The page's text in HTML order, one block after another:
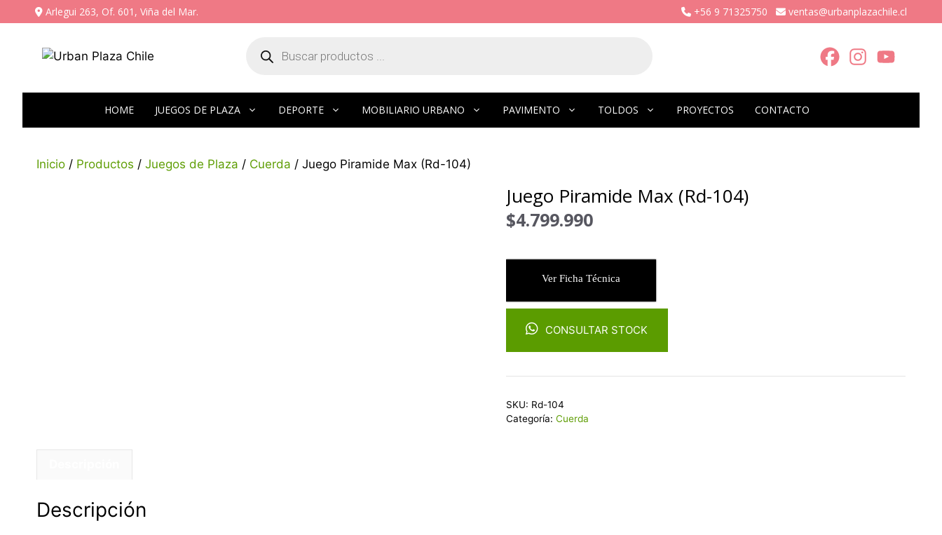
+56 9 71325750 ventas@urbanplazachile.cl
Arlegui 263, Of. 601, Viña del Mar.
HOME JUEGOS DE PLAZA DEPORTE MOBILIARIO URBANO PAVIMENTO TOLDOS PROYECTOS CONTACTO
Inicio / Productos / Juegos de Plaza / Cuerda / Juego Piramide Max (Rd-104)
Juego Piramide Max (Rd-104)
$4.799.990
Ver Ficha Técnica
CONSULTAR STOCK
SKU: Rd-104
Categoría: Cuerda
Descripción